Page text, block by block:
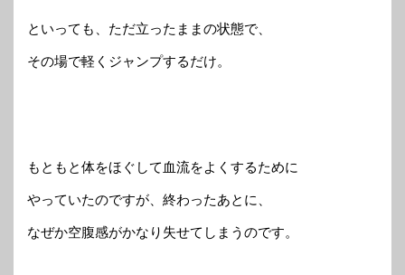
といっても、ただ立ったままの状態で、
その場で軽くジャンプするだけ。
もともと体をほぐして血流をよくするために
やっていたのですが、終わったあとに、
なぜか空腹感がかなり失せてしまうのです。